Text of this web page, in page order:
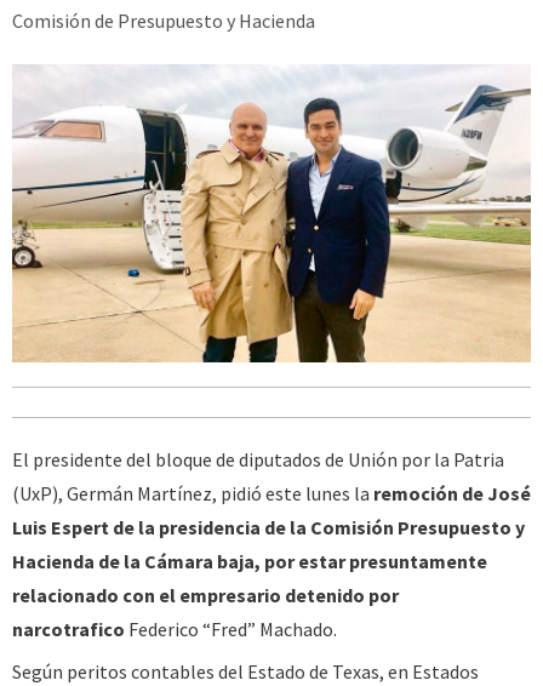
Comisión de Presupuesto y Hacienda
El presidente del bloque de diputados de Unión por la Patria
(UxP), Germán Martínez, pidió este lunes la remoción de José
Luis Espert de la presidencia de la Comisión Presupuesto y
Hacienda de la Cámara baja, por estar presuntamente
relacionado con el empresario detenido por
narcotrafico Federico “Fred” Machado.
Según peritos contables del Estado de Texas, en Estados